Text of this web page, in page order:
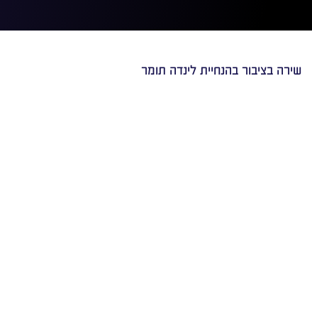
שירה בציבור בהנחיית לינדה תומר